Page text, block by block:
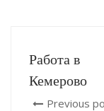
Работа в
Кемерово
Previous